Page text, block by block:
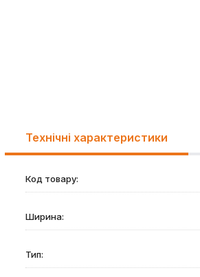
Технічні характеристики
Код товару:
Ширина:
Тип: